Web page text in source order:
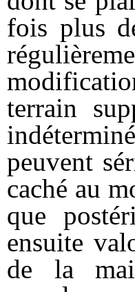
fois plus
terrain
peuvent
caché au
que
ensuite
de la